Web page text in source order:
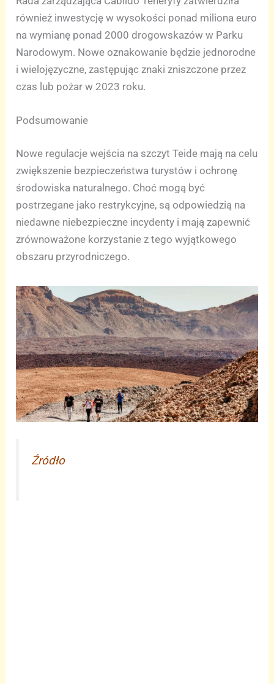
również inwestycję w wysokości ponad miliona euro
na wymianę ponad 2000 drogowskazów w Parku
Narodowym. Nowe oznakowanie będzie jednorodne
i wielojęzyczne, zastępując znaki zniszczone przez
czas lub pożar w 2023 roku.
Podsumowanie
Nowe regulacje wejścia na szczyt Teide mają na celu
zwiększenie bezpieczeństwa turystów i ochronę
środowiska naturalnego. Choć mogą być
postrzegane jako restrykcyjne, są odpowiedzią na
niedawne niebezpieczne incydenty i mają zapewnić
zrównoważone korzystanie z tego wyjątkowego
obszaru przyrodniczego.
Źródło